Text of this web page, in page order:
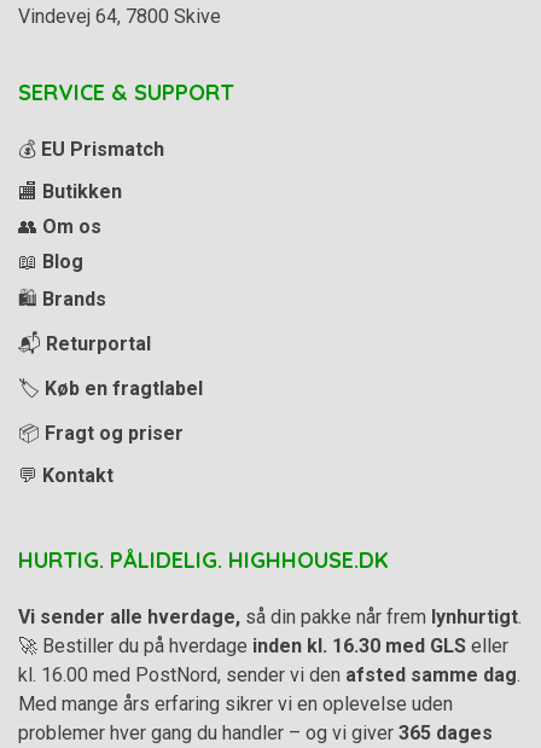
Vindevej 64, 7800 Skive
SERVICE & SUPPORT
💰 EU Prismatch
🏬 Butikken
👥 Om os
📖 Blog
🛍️ Brands
📬 Returportal
🏷️ Køb en fragtlabel
📦 Fragt og priser
💬 Kontakt
HURTIG. PÅLIDELIG. HIGHHOUSE.DK
Vi sender alle hverdage, så din pakke når frem lynhurtigt
🚀 Bestiller du på hverdage inden kl. 16.30 med GLS eller
kl. 16.00 med PostNord, sender vi den afsted samme dag
Med mange års erfaring sikrer vi en oplevelse uden
problemer hver gang du handler – og vi giver 365 dages